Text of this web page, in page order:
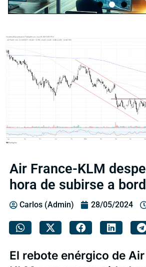
Air France-KLM
hora de subirse a
Carlos (Admin) 28/05/2024
El rebote enérgico de